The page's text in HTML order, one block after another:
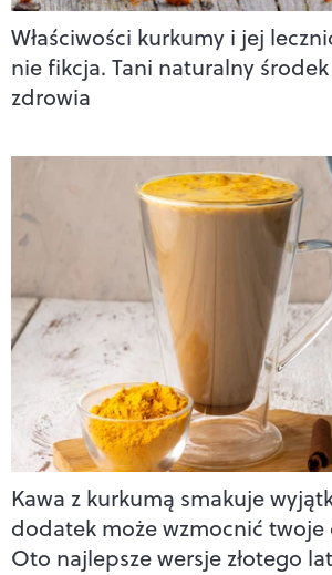
Właściwości kurkumy i jej
nie fikcja. Tani naturalny
zdrowia
Kawa z kurkumą smakuje
dodatek może wzmocnić twoje
Oto najlepsze wersje złotego